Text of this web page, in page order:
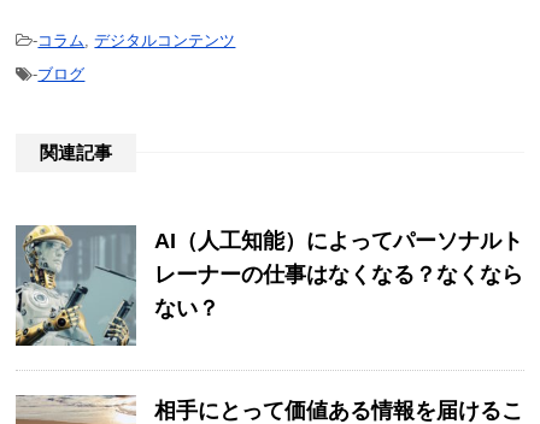
-コラム ,デジタルコンテンツ
-ブログ
関連記事
AI（人工知能）によってパーソナルト
レーナーの仕事はなくなる？なくなら
ない？
相手にとって価値ある情報を届けるこ